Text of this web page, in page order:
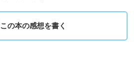
この本の感想を書く